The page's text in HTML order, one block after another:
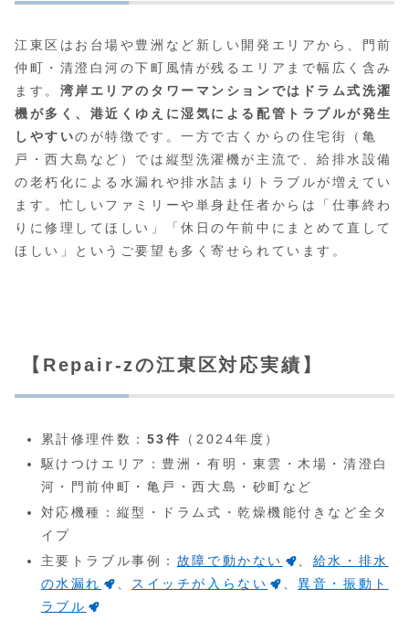
江東区はお台場や豊洲など新しい開発エリアから、門前
仲町・清澄白河の下町風情が残るエリアまで幅広く含み
ます。 湾岸エリアのタワーマンションではドラム式洗濯
機が多く、港近くゆえに湿気による配管トラブルが発生
しやすいのが特徴です。一方で古くからの住宅街（亀
戸・西大島など）では縦型洗濯機が主流で、給排水設備
の老朽化による水漏れや排水詰まりトラブルが増えてい
ます。忙しいファミリーや単身赴任者からは「仕事終わ
りに修理してほしい」「休日の午前中にまとめて直して
ほしい」というご要望も多く寄せられています。
【Repair-zの江東区対応実績】
累計修理件数： 53件
（2024年度）
駆けつけエリア：豊洲・有明・東雲・木場・清澄白
河・門前仲町・亀戸・西大島・砂町など
対応機種：縦型・ドラム式・乾燥機能付きなど全タ
イプ
主要トラブル事例： 故障で動かない
給水・排水
の水漏れ
スイッチが入らない 、異音・振動ト
ラブル